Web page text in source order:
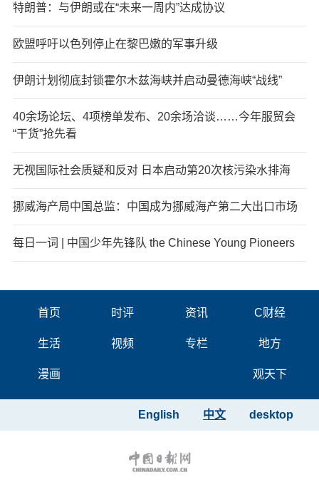
特朗普：与伊朗或在“未来一周内”达成协议
欧盟呼吁以色列停止在黎巴嫩的军事升级
伊朗计划彻底封锁霍尔木兹海峡并启动曼德海峡“战线”
40余场论坛、4项榜单发布、20余场洽谈……今年服贸会
“干货”抢先看
无视国际社会质疑和反对 日本启动第20次核污染水排海
挪威海产局中国总监：中国成为挪威海产第二大出口市场
每日一词 | 中国少年先锋队 the Chinese Young Pioneers
首页 时评 资讯 C财经
生活 视频 专栏 地方
漫画 观天下
desktop
中文
English